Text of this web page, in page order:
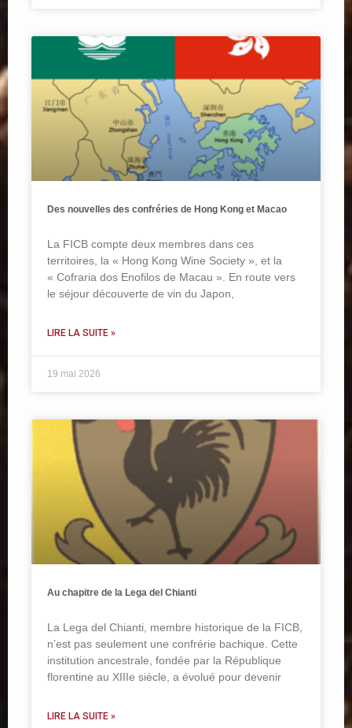
Des nouvelles des confréries de Hong Kong et Macao
La FICB compte deux membres dans ces
territoires, la « Hong Kong Wine Society », et la
« Cofraria dos Enofilos de Macau ». En route vers
le séjour découverte de vin du Japon,
LIRE LA SUITE »
19 mai 2026
Au chapitre de la Lega del Chianti
La Lega del Chianti, membre historique de la FICB,
n’est pas seulement une confrérie bachique. Cette
institution ancestrale, fondée par la République
florentine au XIIIe siècle, a évolué pour devenir
LIRE LA SUITE »